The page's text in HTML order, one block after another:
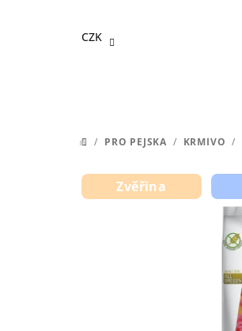
CZK
DOMŮ
/ PRO PEJSKA / KRMIVO /
Zvěřina